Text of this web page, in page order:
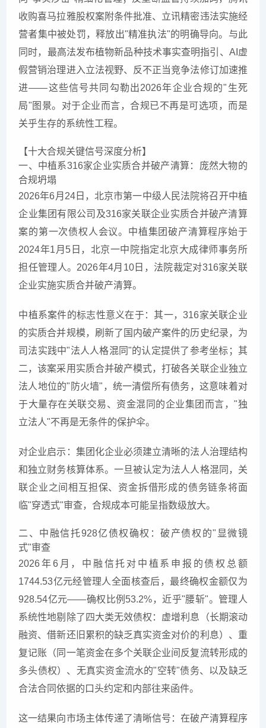
收购喜马拉雅股权案附条件批准、立讯精密违法实施经
营者集中被处罚，释放出"精准执法"的明确导向。与此
同时，最高法发布植物新品种技术事实查明指引、AI虚
假营销治理进入立法视野、反不正当竞争法修订加速推
进——这些信号共同勾勒出2026年企业合规的"生死
局"图景。对于企业而言，合规已不再是可选项，而是
关乎生存的系统性工程。
【十大合规关键信号深度分析】
一、中植系316家企业实质合并破产清算：庞然大物的
合规坍塌
2026年6月24日，北京市第一中级人民法院将召开中植
企业集团有限公司及316家关联企业实质合并破产清算
案的第一次债权人会议。中植集团破产清算程序始于
2024年1月5日，北京一中院指定北京大成律师事务所
担任管理人。2026年4月10日，法院裁定对316家关联
企业实施实质合并破产清算。
中植系案件的标志性意义在于：其一，316家关联企业
的实质合并规模，刷新了国内破产案件的历史纪录，为
司法实践中"法人人格混同"的认定提供了参考坐标；其
二，该案采用实质合并破产模式，打破各关联企业独立
法人地位的"防火墙"，统一清偿所有债务，这意味着对
于大量存在关联交易、资金混同的企业集团而言，"独
立法人"不再是无条件的保护伞。
对企业启示：集团化企业必须建立清晰的法人治理结构
和独立财务核算体系。一旦被认定为法人人格混同，关
联企业之间相互担保、资金拆借形成的债务链条将面
临"穿透式"审查，合规成本可能呈指数级放大。
二、中融信托928亿债权确权：破产债权的"显微镜
式"审查
2026年6月，中融信托对中植系申报的债权总额
1744.53亿元经管理人全面核查后，最终确权金额仅为
928.54亿元——确权比例53.2%，近乎"腰斩"。管理人
系统性地剔除了四大类无效债权：虚增利息（长期滚动
融资、借新还旧累积的缺乏真实资金对价的利息）、重
复记账（同一笔资金在多个关联企业间反复流转形成的
多头债权）、无真实资金流水的"空转"债务、以及缺乏
合法合同依据的口头约定和内部往来函件。
这一结果向市场主体传递了清晰信号：在破产清算程序